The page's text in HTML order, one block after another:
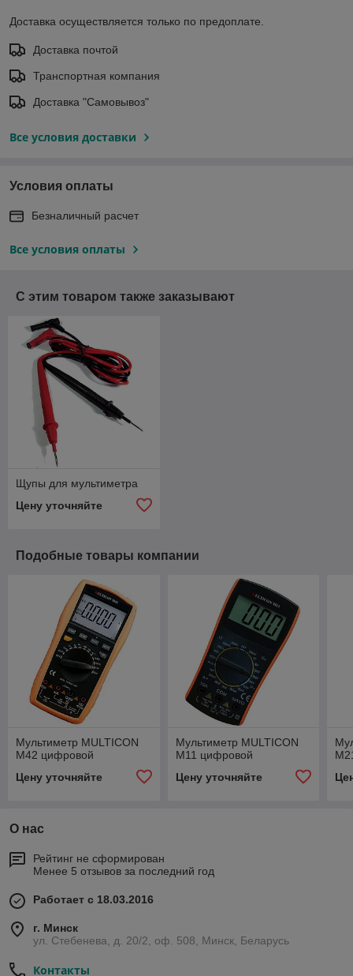
Доставка осуществляется только по предоплате.
Доставка почтой
Транспортная компания
Доставка "Самовывоз"
Все условия доставки
Условия оплаты
Безналичный расчет
Все условия оплаты
С этим товаром также заказывают
Щупы для мультиметра
Цену уточняйте
Подобные товары компании
Мультиметр MULTICON
M42 цифровой
Цену уточняйте
Мультиметр MULTICON
M11 цифровой
Цену уточняйте
О нас
Рейтинг не сформирован
Менее 5 отзывов за последний год
Работает с 18.03.2016
г. Минск
ул. Стебенева, д. 20/2, оф. 508, Минск, Беларусь
Контакты